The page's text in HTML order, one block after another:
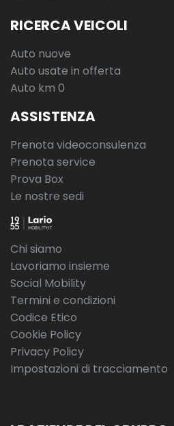
RICERCA VEICOLI
Auto nuove
Auto usate in offerta
Auto km 0
ASSISTENZA
Prenota videoconsulenza
Prenota service
Prova Box
Le nostre sedi
Chi siamo
Lavoriamo insieme
Social Mobility
Termini e condizioni
Codice Etico
Cookie Policy
Privacy Policy
Impostazioni di tracciamento